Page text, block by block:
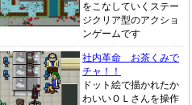
をこなしていくステー
ジクリア型のアクショ
ンゲームです
社内革命 お茶くみで
チャ！！
ドット絵で描かれたか
わいいＯＬさんを操作